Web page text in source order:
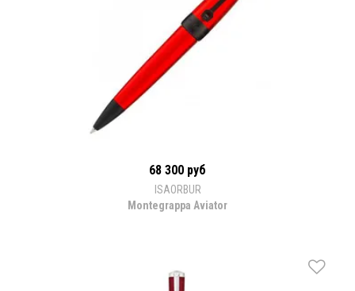
68 300 руб
ISAORBUR
Montegrappa Aviator